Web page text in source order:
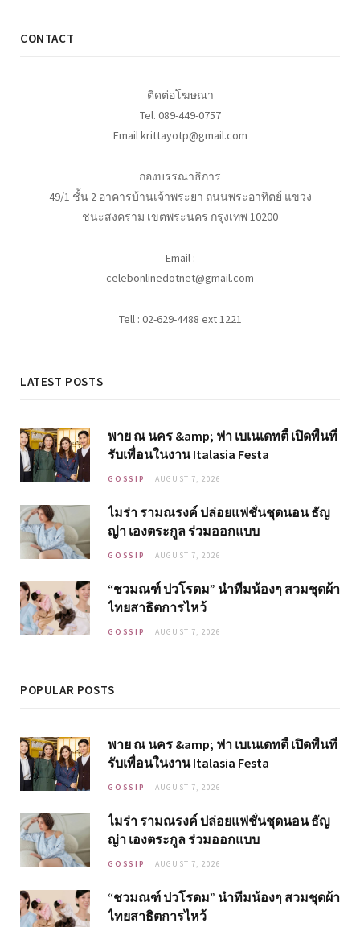
CONTACT
ติดต่อโฆษณา
Tel. 089-449-0757
Email krittayotp@gmail.com
กองบรรณาธิการ
49/1 ชั้น 2 อาคารบ้านเจ้าพระยา ถนนพระอาทิตย์ แขวง
ชนะสงคราม เขตพระนคร กรุงเทพ 10200
Email :
celebonlinedotnet@gmail.com
Tell : 02-629-4488 ext 1221
LATEST POSTS
พาย ณ นคร &amp; ฟา เบเนเดทตี้ เปิดพื้นที่
รับเพื่อนในงาน Italasia Festa
GOSSIP AUGUST 7, 2026
ไมร่า รามณรงค์ ปล่อยแฟชั่นชุดนอน ธัญ
ญ่า เองตระกูล ร่วมออกแบบ
GOSSIP AUGUST 7, 2026
“ชวมณฑ์ ปวโรดม” นำทีมน้องๆ สวมชุดผ้า
ไทยสาธิตการไหว้
GOSSIP AUGUST 7, 2026
POPULAR POSTS
พาย ณ นคร &amp; ฟา เบเนเดทตี้ เปิดพื้นที่
รับเพื่อนในงาน Italasia Festa
GOSSIP AUGUST 7, 2026
ไมร่า รามณรงค์ ปล่อยแฟชั่นชุดนอน ธัญ
ญ่า เองตระกูล ร่วมออกแบบ
GOSSIP AUGUST 7, 2026
“ชวมณฑ์ ปวโรดม” นำทีมน้องๆ สวมชุดผ้า
ไทยสาธิตการไหว้